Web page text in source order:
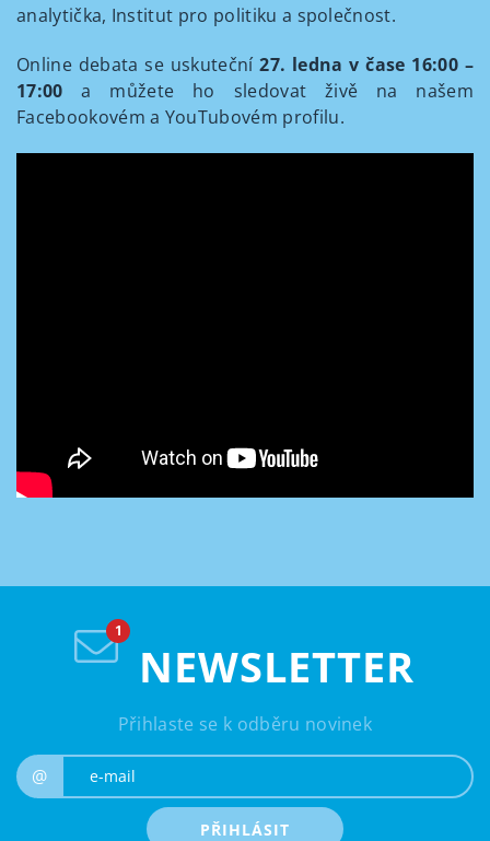
analytička, Institut pro politiku a společnost.
Online debata se uskuteční 27. ledna v čase 16:00 –
17:00 a můžete ho sledovat živě na našem
Facebookovém a YouTubovém profilu.
NEWSLETTER
Přihlaste se k odběru novinek
@
PŘIHLÁSIT